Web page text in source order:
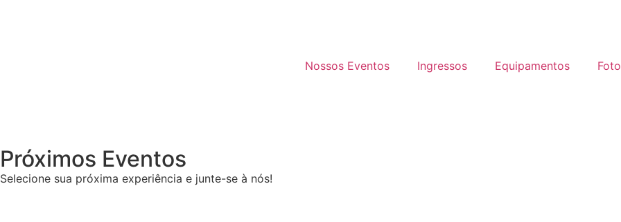
Nossos Eventos Ingressos Equipamentos
Próximos Eventos
Selecione sua próxima experiência e junte-se à nós!